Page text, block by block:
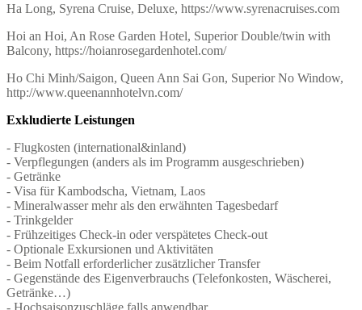
Ha Long, Syrena Cruise, Deluxe, https://www.syrenacruises.com
Hoi an Hoi, An Rose Garden Hotel, Superior Double/twin with
Balcony, https://hoianrosegardenhotel.com/
Ho Chi Minh/Saigon, Queen Ann Sai Gon, Superior No Window,
http://www.queenannhotelvn.com/
Exkludierte Leistungen
- Flugkosten (international&inland)
- Verpflegungen (anders als im Programm ausgeschrieben)
- Getränke
- Visa für Kambodscha, Vietnam, Laos
- Mineralwasser mehr als den erwähnten Tagesbedarf
- Trinkgelder
- Frühzeitiges Check-in oder verspätetes Check-out
- Optionale Exkursionen und Aktivitäten
- Beim Notfall erforderlicher zusätzlicher Transfer
- Gegenstände des Eigenverbrauchs (Telefonkosten, Wäscherei,
Getränke…)
- Hochsaisonzuschläge falls anwendbar